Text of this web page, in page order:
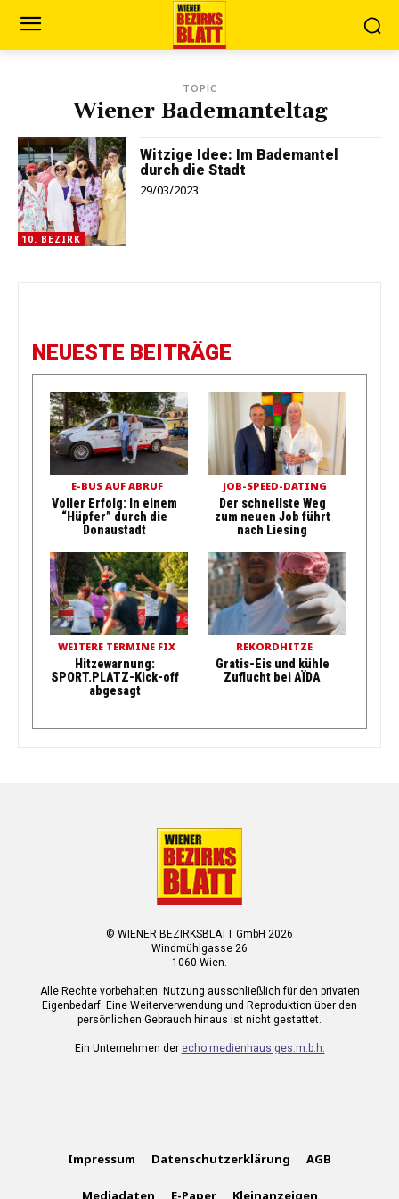
TOPIC
Wiener Bademanteltag
10. BEZIRK
Witzige Idee: Im Bademantel
durch die Stadt
29/03/2023
NEUESTE BEITRÄGE
E-BUS AUF ABRUF
Voller Erfolg: In einem
“Hüpfer” durch die
Donaustadt
JOB-SPEED-DATING
Der schnellste Weg
zum neuen Job führt
nach Liesing
WEITERE TERMINE FIX
Hitzewarnung:
SPORT.PLATZ-Kick-off
abgesagt
REKORDHITZE
Gratis-Eis und kühle
Zuflucht bei AÏDA
© WIENER BEZIRKSBLATT GmbH 2026
Windmühlgasse 26
1060 Wien.
Alle Rechte vorbehalten. Nutzung ausschließlich für den privaten
Eigenbedarf. Eine Weiterverwendung und Reproduktion über den
persönlichen Gebrauch hinaus ist nicht gestattet.
Ein Unternehmen der echo medienhaus ges.m.b.h.
Impressum Datenschutzerklärung AGB
Mediadaten E-Paper Kleinanzeigen